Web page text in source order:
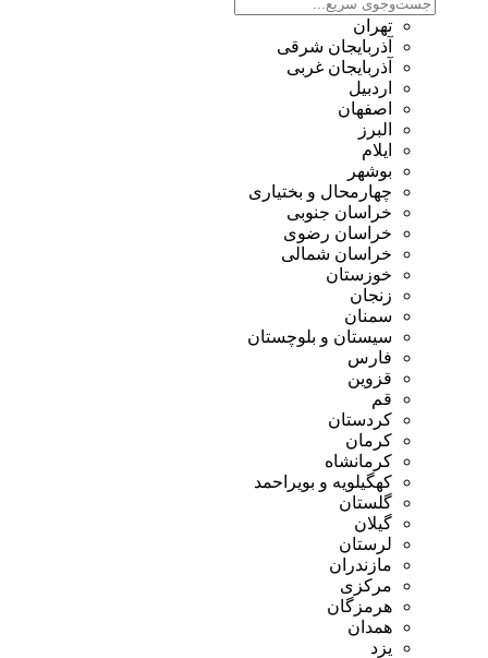
تهران
آذربایجان شرقی
آذربایجان غربی
اردبیل
اصفهان
البرز
ایلام
بوشهر
چهارمحال و بختیاری
خراسان جنوبی
خراسان رضوی
خراسان شمالی
خوزستان
زنجان
سمنان
سیستان و بلوچستان
فارس
قزوین
قم
کردستان
کرمان
کرمانشاه
کهگیلویه و بویراحمد
گلستان
گیلان
لرستان
مازندران
مرکزی
هرمزگان
همدان
یزد